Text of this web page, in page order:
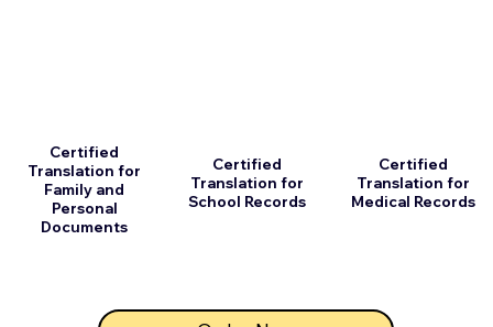
Certified
Translation for
Family and
Personal
Documents
Certified
Translation for
School Records
Certified
Translation for
Medical Records